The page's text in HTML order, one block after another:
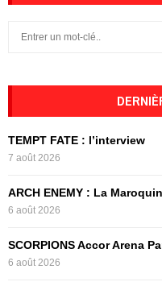
o
r
TEMPT FATE : l’interview
7 août 2026
ARCH ENEMY : La
6 août 2026
SCORPIONS Accor Arena
6 août 2026